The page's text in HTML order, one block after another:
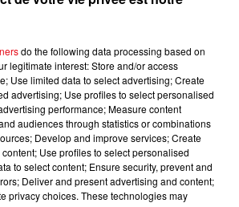
do the following data processing based on
legitimate interest: Store and/or access
Use limited data to select advertising; Create
advertising; Use profiles to select personalised
performance; Measure content
audiences through statistics or combinations
Develop and improve services; Create
Use profiles to select personalised
to select content; Ensure security, prevent and
Deliver and present advertising and content;
privacy choices. These technologies may